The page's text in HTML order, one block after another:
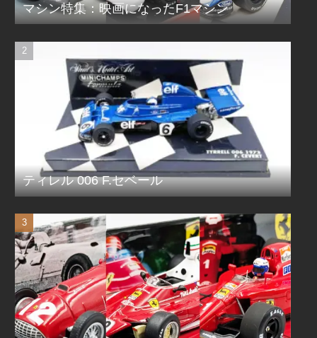
マシン特集：映画になったF1マシン
ティレル 006 F.セベール